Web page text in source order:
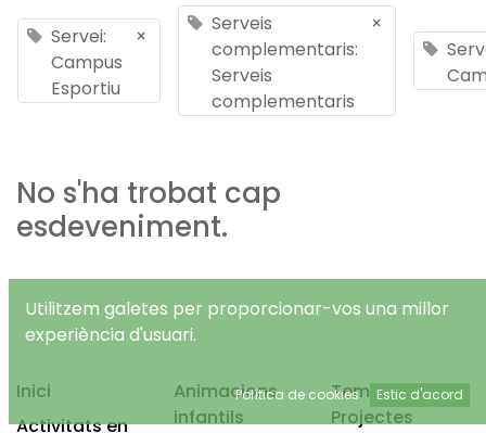
Servei:
Campus
Esportiu
×
Serveis
complementaris:
Serveis
complementaris
×
No s'ha trobat cap
esdeveniment.
Inici
Activitats en
Animacions
infantils
Temps Lliure
Projectes
Utilitzem galetes per proporcionar-vos una millor
experiència d'usuari.
Política de cookies Estic d'acord